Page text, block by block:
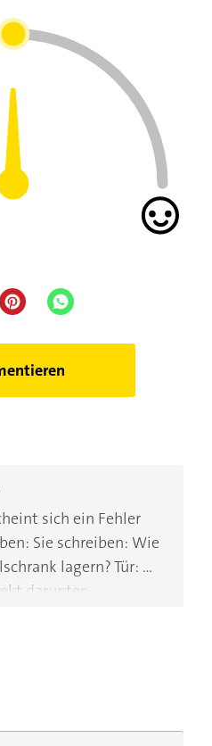
sich ein Fehler
Sie schreiben: Wie
lagern? Tür: ...
darunter:
ist in der Tür nicht